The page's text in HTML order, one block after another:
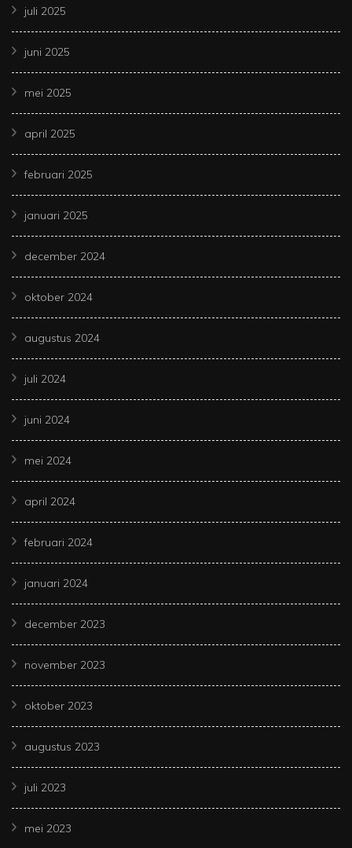
juli 2025
juni 2025
mei 2025
april 2025
februari 2025
januari 2025
december 2024
oktober 2024
augustus 2024
juli 2024
juni 2024
mei 2024
april 2024
februari 2024
januari 2024
december 2023
november 2023
oktober 2023
augustus 2023
juli 2023
mei 2023